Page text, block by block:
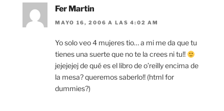
Fer Martin
MAYO 16, 2006 A LAS 4:02 AM
Yo solo veo 4 mujeres tio… a mi me da que tu
tienes una suerte que no te la crees ni tu!!
jejejejej de qué es el libro de o’reilly encima de
la mesa? queremos saberlo!! (html for
dummies?)